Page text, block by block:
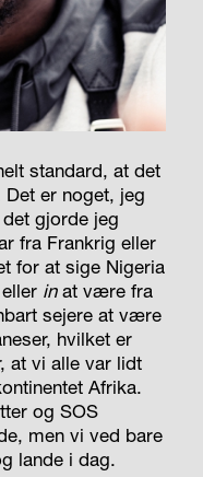
standard, at det
er noget, jeg
gjorde jeg
fra Frankrig eller
for at sige Nigeria
inat være fra
sejere at være
hvilket er
at vi alle var lidt
Afrika.
og SOS
men vi ved bare
lande i dag.